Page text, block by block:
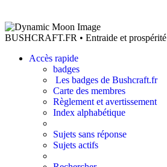
BUSHCRAFT.FR • Entraide et prospérité
Accès rapide
badges
Les badges de Bushcraft.fr
Carte des membres
Règlement et avertissement
Index alphabétique
Sujets sans réponse
Sujets actifs